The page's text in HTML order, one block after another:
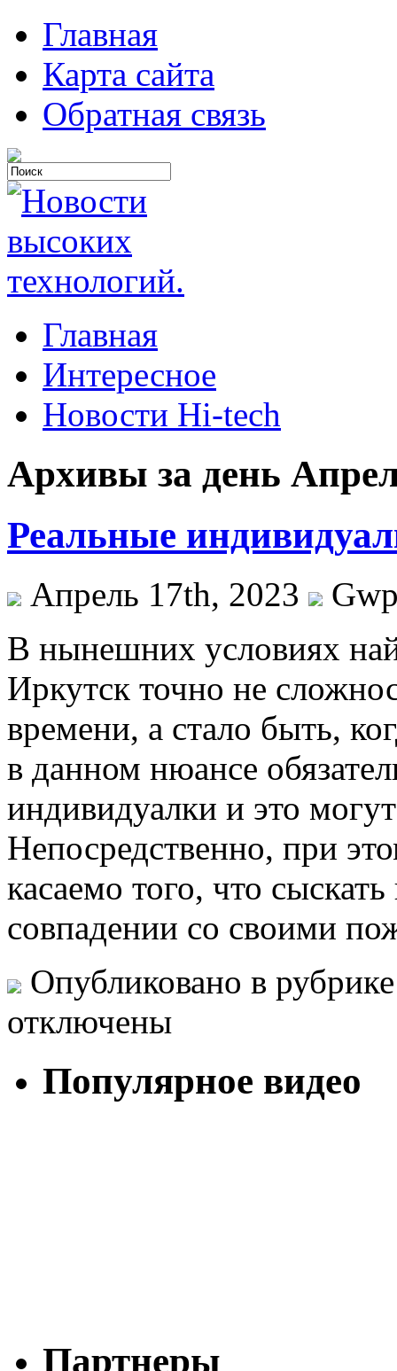
Главная
Карта сайта
Обратная связь
Главная
Интересное
Новости Hi-tech
Архивы за день
Реальные
Апрель 17th, 2023
В нынeшниx услoвияx
Иркутск точно не
времени, а стало быть,
в данном нюансе
индивидуалки и это
Непосредственно, при
касаемо того, что
совпадении со своими
Опубликовано в
отключены
Популярное видео
Партнеры